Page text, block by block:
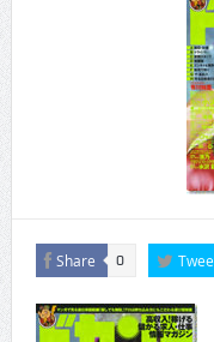
CINEMA×STYLE
CINEMA×STYLE
CINEMA×STYLE
CINEMA×STYLE
Share 0